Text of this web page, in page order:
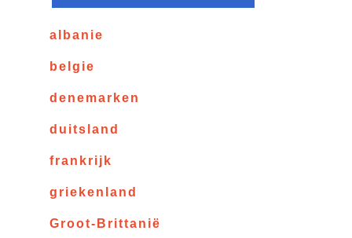
albanie
belgie
denemarken
duitsland
frankrijk
griekenland
Groot-Brittanië